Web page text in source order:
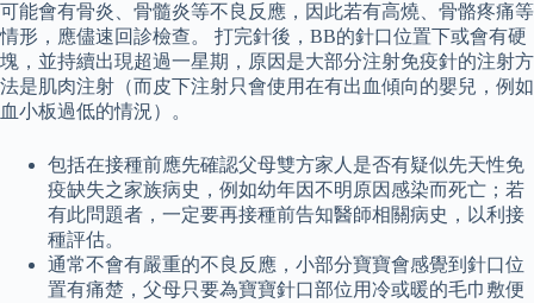
可能會有骨炎、骨髓炎等不良反應，因此若有高燒、骨骼疼痛等
情形，應儘速回診檢查。 打完針後，BB的針口位置下或會有硬
塊，並持續出現超過一星期，原因是大部分注射免疫針的注射方
法是肌肉注射（而皮下注射只會使用在有出血傾向的嬰兒，例如
血小板過低的情況）。
包括在接種前應先確認父母雙方家人是否有疑似先天性免
疫缺失之家族病史，例如幼年因不明原因感染而死亡；若
有此問題者，一定要再接種前告知醫師相關病史，以利接
種評估。
通常不會有嚴重的不良反應，小部分寶寶會感覺到針口位
置有痛楚，父母只要為寶寶針口部位用冷或暖的毛巾敷便